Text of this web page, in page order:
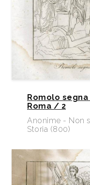
Romolo
Roma / 2
Anonime - Non
Storia (800)